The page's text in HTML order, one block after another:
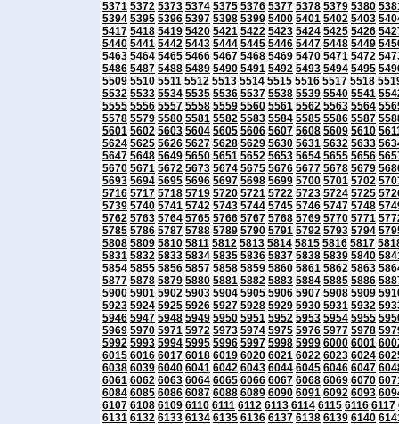
5371 5372 5373 5374 5375 5376 5377 5378 5379 5380
5394 5395 5396 5397 5398 5399 5400 5401 5402 5403
5417 5418 5419 5420 5421 5422 5423 5424 5425 5426
5440 5441 5442 5443 5444 5445 5446 5447 5448 5449
5463 5464 5465 5466 5467 5468 5469 5470 5471 5472
5486 5487 5488 5489 5490 5491 5492 5493 5494 5495
5509 5510 5511 5512 5513 5514 5515 5516 5517 5518
5532 5533 5534 5535 5536 5537 5538 5539 5540 5541
5555 5556 5557 5558 5559 5560 5561 5562 5563 5564
5578 5579 5580 5581 5582 5583 5584 5585 5586 5587
5601 5602 5603 5604 5605 5606 5607 5608 5609 5610
5624 5625 5626 5627 5628 5629 5630 5631 5632 5633
5647 5648 5649 5650 5651 5652 5653 5654 5655 5656
5670 5671 5672 5673 5674 5675 5676 5677 5678 5679
5693 5694 5695 5696 5697 5698 5699 5700 5701 5702
5716 5717 5718 5719 5720 5721 5722 5723 5724 5725
5739 5740 5741 5742 5743 5744 5745 5746 5747 5748
5762 5763 5764 5765 5766 5767 5768 5769 5770 5771
5785 5786 5787 5788 5789 5790 5791 5792 5793 5794
5808 5809 5810 5811 5812 5813 5814 5815 5816 5817
5831 5832 5833 5834 5835 5836 5837 5838 5839 5840
5854 5855 5856 5857 5858 5859 5860 5861 5862 5863
5877 5878 5879 5880 5881 5882 5883 5884 5885 5886
5900 5901 5902 5903 5904 5905 5906 5907 5908 5909
5923 5924 5925 5926 5927 5928 5929 5930 5931 5932
5946 5947 5948 5949 5950 5951 5952 5953 5954 5955
5969 5970 5971 5972 5973 5974 5975 5976 5977 5978
5992 5993 5994 5995 5996 5997 5998 5999 6000 6001
6015 6016 6017 6018 6019 6020 6021 6022 6023 6024
6038 6039 6040 6041 6042 6043 6044 6045 6046 6047
6061 6062 6063 6064 6065 6066 6067 6068 6069 6070
6084 6085 6086 6087 6088 6089 6090 6091 6092 6093
6107 6108 6109 6110 6111 6112 6113 6114 6115 6116 6117
6131 6132 6133 6134 6135 6136 6137 6138 6139 6140